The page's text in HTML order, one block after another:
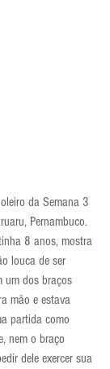
da Semana 3
Pernambuco.
8 anos, mostra
louca de ser
um dos braços
mão e estava
partida como
nem o braço
dele exercer sua